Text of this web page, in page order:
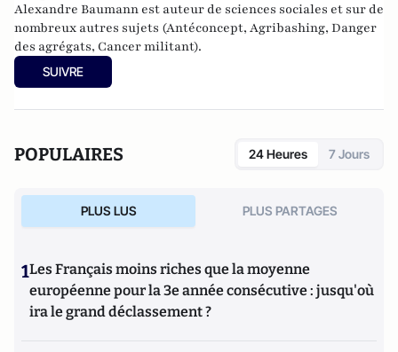
Alexandre Baumann est auteur de sciences sociales et sur de
nombreux autres sujets (Antéconcept, Agribashing, Danger
des agrégats, Cancer militant).
SUIVRE
POPULAIRES 24 Heures 7 Jours
PLUS LUS PLUS PARTAGES
1Les Français moins riches que la moyenne
européenne pour la 3e année consécutive : jusqu'où
ira le grand déclassement ?